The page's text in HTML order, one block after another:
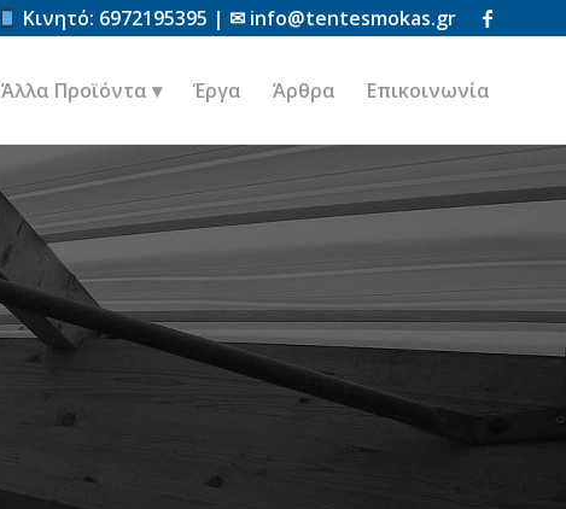
Κινητό: 6972195395 | ✉ info@tentesmokas.gr
Άλλα Προϊόντα Έργα Άρθρα Επικοινωνία